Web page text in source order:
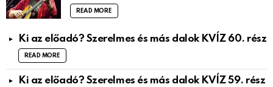
READ MORE
Ki az előadó? Szerelmes és más dalok KVÍZ 60. rész
READ MORE
Ki az előadó? Szerelmes és más dalok KVÍZ 59. rész